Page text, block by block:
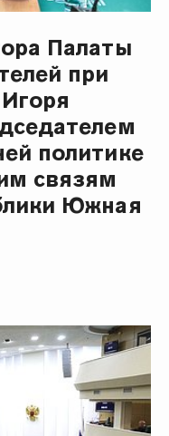
Палаты
при
политике
связям
Южная